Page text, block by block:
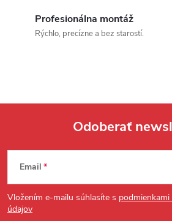
Profesionálna montáž
Rýchlo, precízne a bez starostí.
Zápätie
Odoberať
Email
Vložením e-mailu súhlasíte s
údajov